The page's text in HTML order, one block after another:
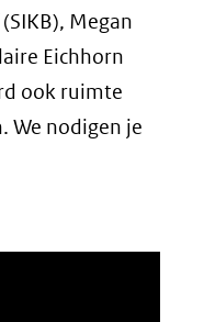
Megan
Eichhorn
ook ruimte
We nodigen je